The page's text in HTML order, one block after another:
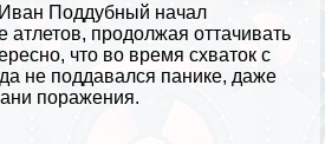
Поддубный начал
атлетов, продолжая оттачивать
что во время схваток с
не поддавался панике, даже
поражения.